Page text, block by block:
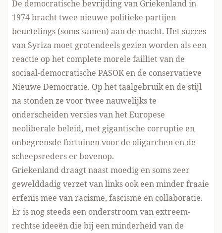
De democratische bevrijding van Griekenland in
1974 bracht twee nieuwe politieke partijen
beurtelings (soms samen) aan de macht. Het succes
van Syriza moet grotendeels gezien worden als een
reactie op het complete morele failliet van de
sociaal-democratische PASOK en de conservatieve
Nieuwe Democratie. Op het taalgebruik en de stijl
na stonden ze voor twee nauwelijks te
onderscheiden versies van het Europese
neoliberale beleid, met gigantische corruptie en
onbegrensde fortuinen voor de oligarchen en de
scheepsreders er bovenop.
Griekenland draagt naast moedig en soms zeer
gewelddadig verzet van links ook een minder fraaie
erfenis mee van racisme, fascisme en collaboratie.
Er is nog steeds een onderstroom van extreem-
rechtse ideeën die bij een minderheid van de